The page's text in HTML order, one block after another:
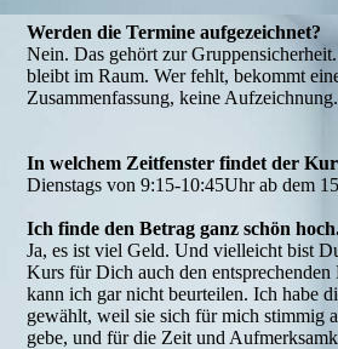
Werden die Termine aufgezeichnet?
Nein. Das gehört zur
bleibt im Raum. Wer fehlt, bekommt
Zusammenfassung, keine Aufzeichnung.
In welchem Zeitfenster findet der
Dienstags von 9:15-10:45Uhr ab dem
Ich finde den Betrag ganz schön
Ja, es ist viel Geld. Und vielleicht bist
Kurs für Dich auch den
kann ich gar nicht beurteilen. Ich habe
gewählt, weil sie sich für mich stimmig
gebe, und für die Zeit und